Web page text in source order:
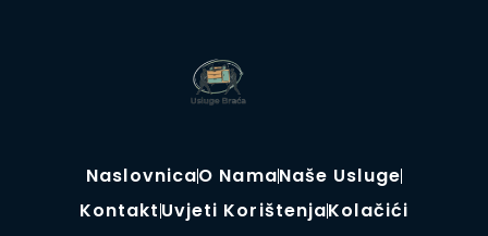
NaslovnicaO NamaNaše Usluge
KontaktUvjeti KorištenjaKolačići